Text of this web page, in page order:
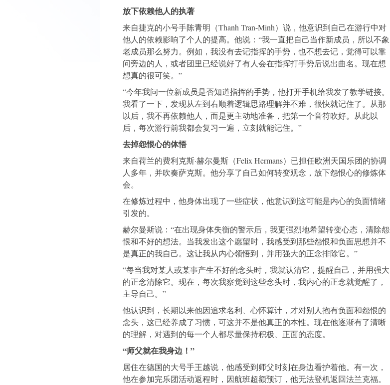
放下依赖他人的执著
来自捷克的小号手陈青明（Thanh Tran-Minh）说，他意识到自己在游行中对
他人的依赖影响了个人的提高。他说：“我一直把自己当作新成员，所以不象
老成员那么努力。例如，我没有去记指挥的手势，也不想去记，觉得可以靠
问旁边的人，或者团里已经说好了有人会在指挥打手势后说出曲名。现在想
想真的很可笑。”
“今年我问一位新成员是否知道指挥的手势，他打开手机给我发了教学链接。
我看了一下，发现从左到右顺着逻辑思路理解并不难，很快就记住了。从那
以后，我不再依赖他人，而是更主动地准备，把第一个音符吹好。从此以
后，每次游行前我都会复习一遍，立刻就能记住。”
去掉怨恨心的体悟
来自荷兰的费利克斯·赫尔曼斯（Felix Hermans）已担任欧洲天国乐团的协调
人多年，并吹奏萨克斯。他分享了自己如何转变观念，放下怨恨心的修炼体
会。
在修炼过程中，他身体出现了一些症状，他意识到这可能是内心的负面情绪
引发的。
赫尔曼斯说：“在出现身体失衡的警示后，我更强烈地希望转变心态，清除怨
恨和不好的想法。当我发出这个愿望时，我感受到那些怨恨和负面思想并不
是真正的我自己。这让我从内心领悟到，并用强大的正念排除它。”
“每当我对某人或某事产生不好的念头时，我就认清它，提醒自己，并用强大
的正念清除它。现在，每次我察觉到这些念头时，我内心的正念就觉醒了，
主导自己。”
他认识到，长期以来他因追求名利、心怀算计，才对别人抱有负面和怨恨的
念头，这已经养成了习惯，可这并不是他真正的本性。现在他逐渐有了清晰
的理解，对遇到的每一个人都尽量保持积极、正面的态度。
“师父就在我身边！”
居住在德国的大号手王越说，他感受到师父时刻在身边看护着他。有一次，
他在参加完乐团活动返程时，因航班超额预订，他无法登机返回法兰克福。